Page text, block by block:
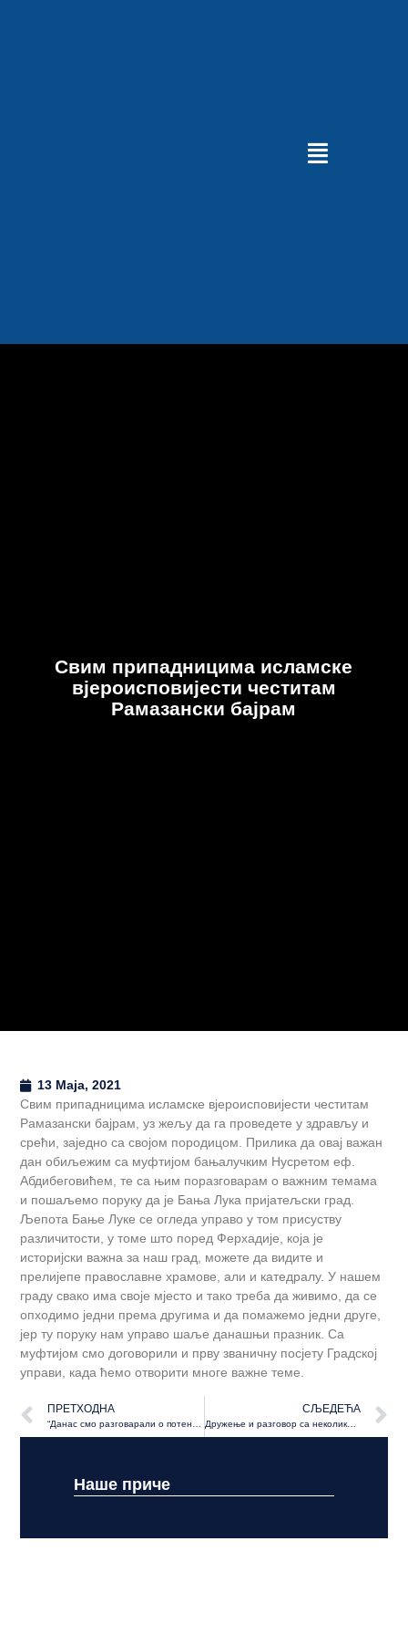
Свим припадницима исламске
вјероисповијести честитам
Рамазански бајрам
13 Maja, 2021
Свим припадницима исламске вјероисповијести честитам
Рамазански бајрам, уз жељу да га проведете у здрављу и
срећи, заједно са својом породицом. Прилика да овај важан
дан обиљежим са муфтијом бањалучким Нусретом еф.
Абдибеговићем, те са њим поразговарам о важним темама
и пошаљемо поруку да је Бања Лука пријатељски град.
Љепота Бање Луке се огледа управо у том присуству
различитости, у томе што поред Ферхадије, која је
историјски важна за наш град, можете да видите и
прелијепе православне храмове, али и катедралу. У нашем
граду свако има своје мјесто и тако треба да живимо, да се
опходимо једни према другима и да помажемо једни друге,
јер ту поруку нам управо шаље данашњи празник. Са
муфтијом смо договорили и прву званичну посјету Градској
управи, када ћемо отворити многе важне теме.
ПРЕТХОДНА СЉЕДЕЋА
Дружење и разговор са неколико бањалучких породица које данас обиљежавају Рамазански бајрам
Наше приче